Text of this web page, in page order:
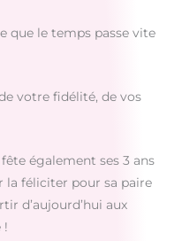
que le temps passe vite
votre fidélité, de vos
également ses 3 ans
la féliciter pour sa paire
d’aujourd’hui aux
!